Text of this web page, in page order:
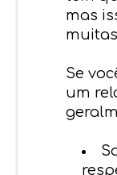
mas
Se
um